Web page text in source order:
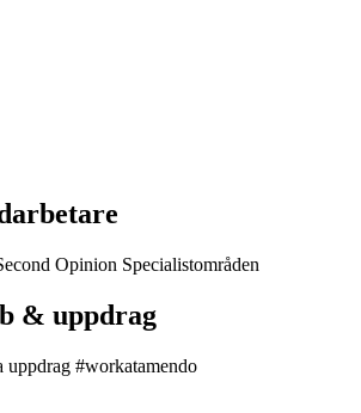
Opinion Specialistområden
& uppdrag
uppdrag #workatamendo